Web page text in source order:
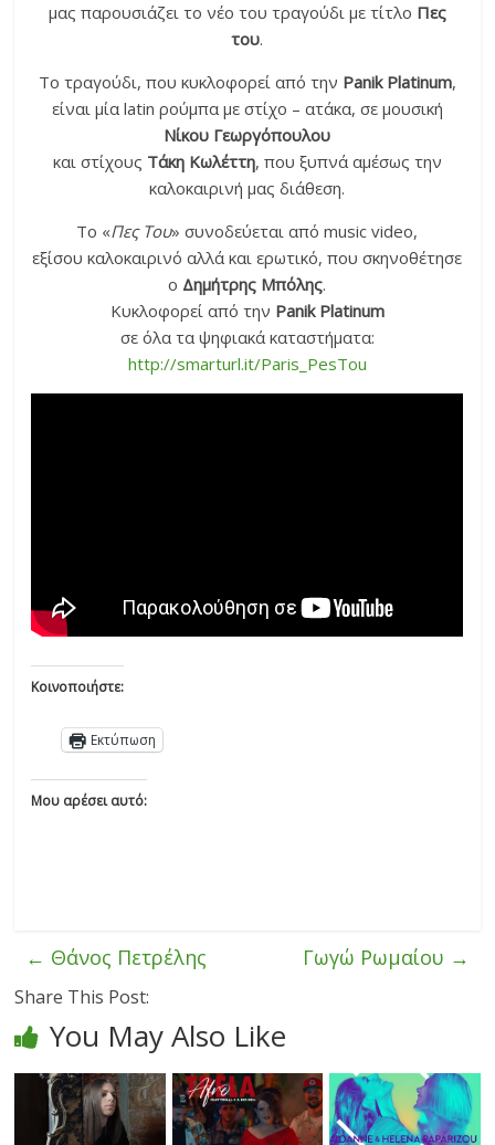
μας παρουσιάζει το νέο του τραγούδι με τίτλο Πες
του.
Το τραγούδι, που κυκλοφορεί από την Panik Platinum,
είναι μία latin ρούμπα με στίχο – ατάκα, σε μουσική
Νίκου Γεωργόπουλου
και στίχους Τάκη Κωλέττη, που ξυπνά αμέσως την
καλοκαιρινή μας διάθεση.
Το «Πες Του» συνοδεύεται από music video,
εξίσου καλοκαιρινό αλλά και ερωτικό, που σκηνοθέτησε
ο Δημήτρης Μπόλης.​
Κυκλοφορεί από την Panik Platinum
σε όλα τα ψηφιακά καταστήματα:
http://smarturl.it/Paris_PesTou
Κοινοποιήστε:
Εκτύπωση
Μου αρέσει αυτό:
← Θάνος Πετρέλης Γωγώ Ρωμαίου →
Share This Post:
You May Also Like